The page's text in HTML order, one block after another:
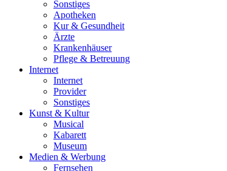
Sonstiges
Apotheken
Kur & Gesundheit
Ärzte
Krankenhäuser
Pflege & Betreuung
Internet
Internet
Provider
Sonstiges
Kunst & Kultur
Musical
Kabarett
Museum
Medien & Werbung
Fernsehen